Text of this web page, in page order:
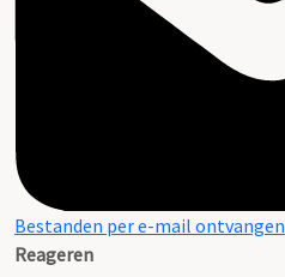
Bestanden per e-mail ontvangen
Reageren